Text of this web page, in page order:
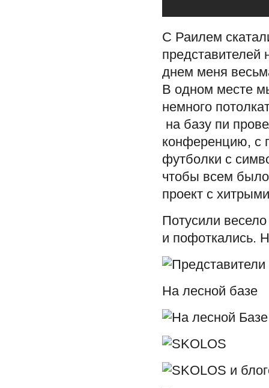
С Раилем
днем меня
В одном месте
немного
на базу пи
конференцию, с
футболки с
чтобы всем
проект с
Потусили
и пофоткались.
На лесной базе